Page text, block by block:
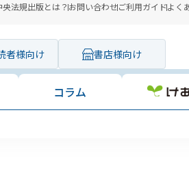
央法規出版とは？お問い合わせご利用ガイドよく
者様向け 書店様向け
コラム